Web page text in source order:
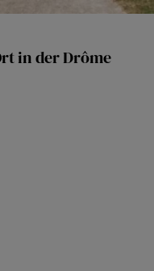
in der Drôme